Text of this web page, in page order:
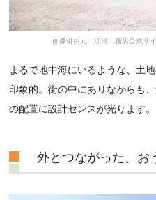
画像引用元：江河工務店公式サ
まるで地中海にいるような、土
印象的。街の中にありながらも
の配置に設計センスが光ります。
外とつながった、お